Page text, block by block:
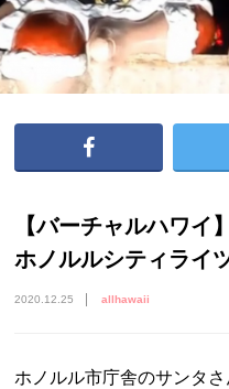
【バーチャルハワイ
ホノルルシティライ
2020.12.25 allhawaii
ホノルル市庁舎のサンタ